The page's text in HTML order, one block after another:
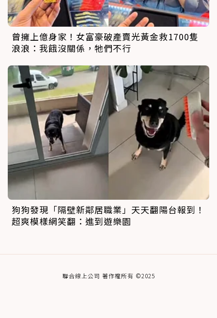
曾擁上億身家！女富豪破產賣光黃金救1700隻
浪浪：我餓沒關係，牠們不行
狗狗發現「隔壁新鄰居職業」天天翻陽台報到！
超爽模樣網笑翻：進到遊樂園
聯合線上公司 著作權所有 ©2025